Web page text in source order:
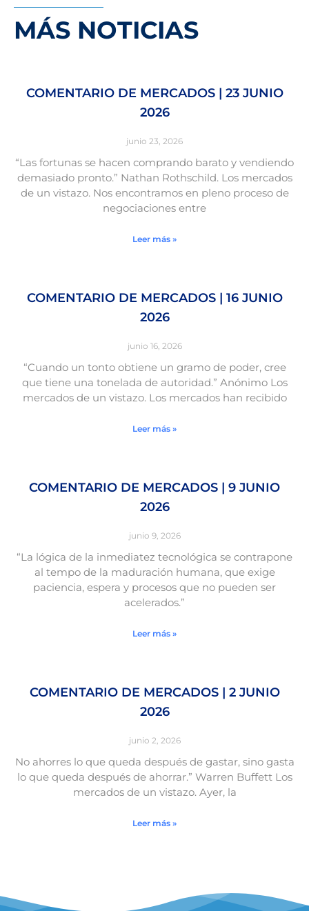
MÁS NOTICIAS
COMENTARIO DE MERCADOS | 23 JUNIO
2026
junio 23, 2026
“Las fortunas se hacen comprando barato y vendiendo
demasiado pronto.” Nathan Rothschild. Los mercados
de un vistazo. Nos encontramos en pleno proceso de
negociaciones entre
Leer más »
COMENTARIO DE MERCADOS | 16 JUNIO
2026
junio 16, 2026
“Cuando un tonto obtiene un gramo de poder, cree
que tiene una tonelada de autoridad.” Anónimo Los
mercados de un vistazo. Los mercados han recibido
Leer más »
COMENTARIO DE MERCADOS | 9 JUNIO
2026
junio 9, 2026
“La lógica de la inmediatez tecnológica se contrapone
al tempo de la maduración humana, que exige
paciencia, espera y procesos que no pueden ser
acelerados.”
Leer más »
COMENTARIO DE MERCADOS | 2 JUNIO
2026
junio 2, 2026
No ahorres lo que queda después de gastar, sino gasta
lo que queda después de ahorrar.” Warren Buffett Los
mercados de un vistazo. Ayer, la
Leer más »